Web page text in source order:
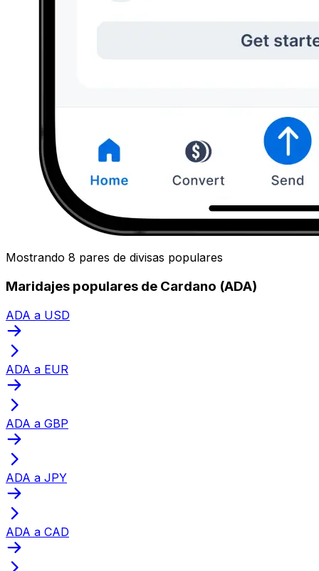
Mostrando 8 pares de divisas populares
Maridajes populares de Cardano (ADA)
ADA a USD
ADA a EUR
ADA a GBP
ADA a JPY
ADA a CAD